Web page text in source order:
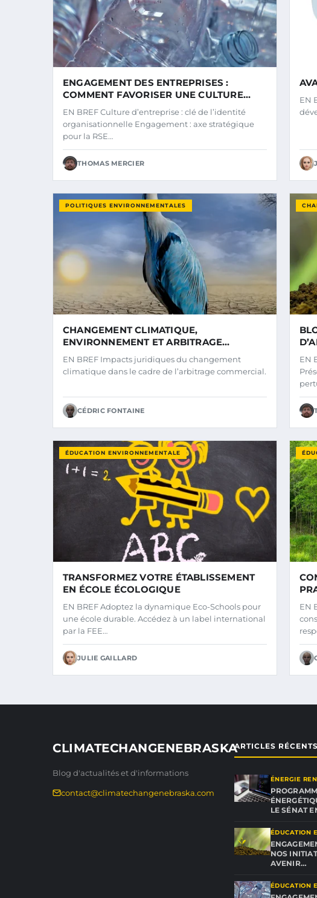
ENGAGEMENT DES ENTREPRISES :
COMMENT FAVORISER UNE CULTURE
D’ENTREPRISE RESPONSABLE
EN BREF Culture d’entreprise : clé de l’identité
organisationnelle Engagement : axe stratégique
pour la RSE…
THOMAS MERCIER
EN
POLITIQUES ENVIRONNEMENTALES
CHANGEMENT CLIMATIQUE,
ENVIRONNEMENT ET ARBITRAGE
COMMERCIAL : VERS UNE SYNERGIE
NÉCESSAIRE
EN BREF Impacts juridiques du changement
climatique dans le cadre de l’arbitrage commercial.
CÉDRIC FONTAINE
EN
ÉDUCATION ENVIRONNEMENTALE
TRANSFORMEZ VOTRE ÉTABLISSEMENT
EN ÉCOLE ÉCOLOGIQUE
EN BREF Adoptez la dynamique Eco-Schools pour
une école durable. Accédez à un label international
par la FEE…
JULIE GAILLARD
EN
CLIMATECHANGENEBRASKA
Blog d'actualités et d'informations
contact@climatechangenebraska.com
ARTICLES RÉCENTS
ÉNERGIE
LE SÉNAT
ÉDUCATION
NOS
AVENIR…
ÉDUCATION